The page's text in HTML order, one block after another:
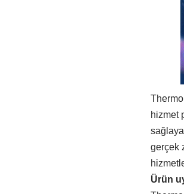
hizmet
gerçek
Ürün